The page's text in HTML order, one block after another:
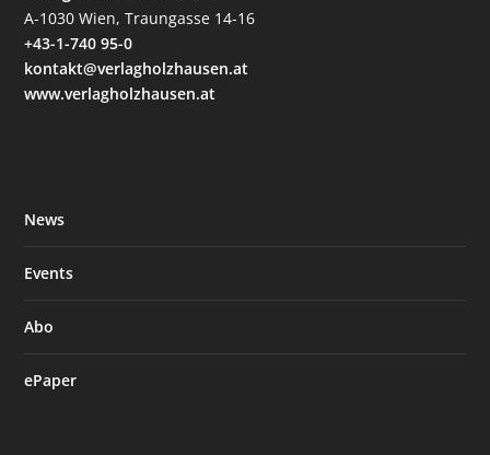
A-1030 Wien, Traungasse 14-16
+43-1-740 95-0
kontakt@verlagholzhausen.at
www.verlagholzhausen.at
News
Events
Abo
ePaper